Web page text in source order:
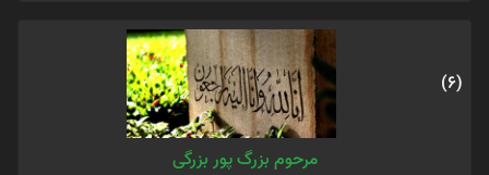
(6)
مرحوم بزرگ پور بزرگی